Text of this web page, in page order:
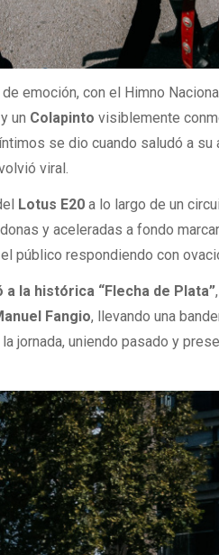
emoción, con el Himno
un Colapinto visiblemente
se dio cuando saludó a su
viral.
Lotus E20a lo largo de un
y aceleradas a fondo
público respondiendo con
a la histórica “Flecha de Plata”
Fangio, llevando una
jornada, uniendo pasado y